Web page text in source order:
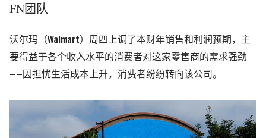
FN团队
沃尔玛（Walmart）周四上调了本财年销售和利润预期，主
要得益于各个收入水平的消费者对这家零售商的需求强劲
——因担忧生活成本上升，消费者纷纷转向该公司。